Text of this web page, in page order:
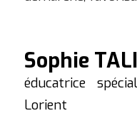
Sophie
éducatrice
Lorient